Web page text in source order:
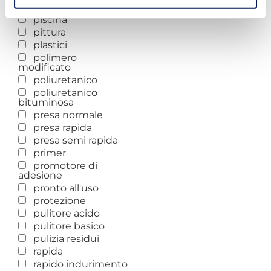
permeabilità
piscina
pittura
plastici
polimero
modificato
poliuretanico
poliuretanico
bituminosa
presa normale
presa rapida
presa semi rapida
primer
promotore di
adesione
pronto all'uso
protezione
pulitore acido
pulitore basico
pulizia residui
rapida
rapido indurimento